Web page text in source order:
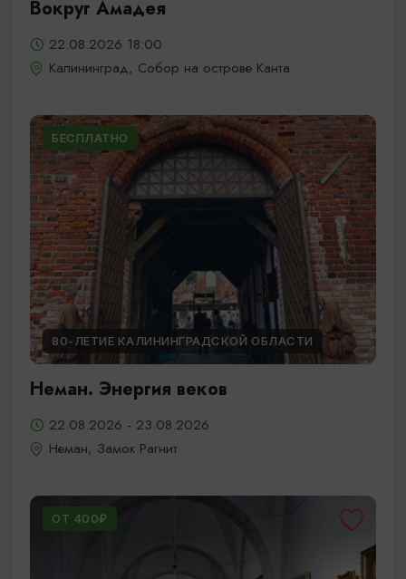
Вокруг Амадея
22.08.2026 18:00
Калининград, Собор на острове Канта
БЕСПЛАТНО
80-ЛЕТИЕ КАЛИНИНГРАДСКОЙ ОБЛАСТИ
Неман. Энергия веков
22.08.2026 - 23.08.2026
Неман, Замок Рагнит
ОТ 400₽